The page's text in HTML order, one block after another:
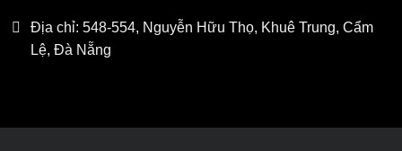
Địa chỉ: 548-554, Nguyễn Hữu Thọ, Khuê Trung, Cẩm
Lệ, Đà Nẵng